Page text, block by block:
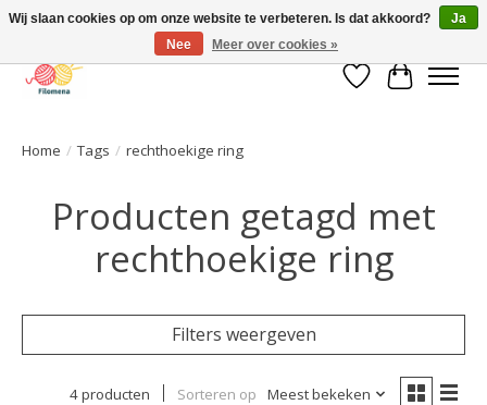
Verlanglijst
Home / Tags / rechthoekige ring
Producten getagd met
rechthoekige ring
Filters weergeven
4 producten Sorteren op Meest bekeken
Wij slaan cookies op om onze website te verbeteren. Is dat akkoord?
Ja
Nee
Meer over cookies »